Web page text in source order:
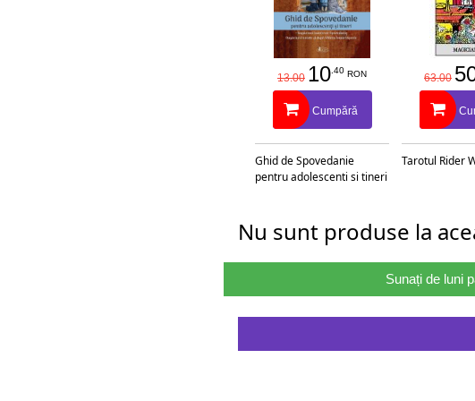
13.00 10 .40 RON
Cumpără
Ghid de Spovedanie
pentru adolescenti si tineri
63.00
Tarotul Rider
Nu sunt produse la
Sunați de luni